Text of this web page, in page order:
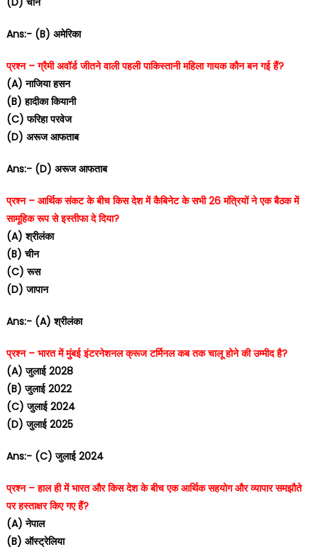
Ans:- (B) अमेरिका
प्रश्न – ग्रैमी अवॉर्ड जीतने वाली पहली पाकिस्तानी महिला गायक कौन बन गई हैं?
(A) नाजिया हसन
(B) हादीका कियानी
(C) फरिहा परवेज
(D) अरूज आफताब
Ans:- (D) अरूज आफताब
प्रश्न – आर्थिक संकट के बीच किस देश में कैबिनेट के सभी 26 मंत्रियों ने एक बैठक में
सामूहिक रूप से इस्तीफा दे दिया?
(A) श्रीलंका
(B) चीन
(C) रूस
(D) जापान
Ans:- (A) श्रीलंका
प्रश्न – भारत में मुंबई इंटरनेशनल क्रूज टर्मिनल कब तक चालू होने की उम्मीद है?
(A) जुलाई 2028
(B) जुलाई 2022
(C) जुलाई 2024
(D) जुलाई 2025
Ans:- (C) जुलाई 2024
प्रश्न – हाल ही में भारत और किस देश के बीच एक आर्थिक सहयोग और व्यापार समझौते
पर हस्ताक्षर किए गए हैं?
(A) नेपाल
(B) ऑस्ट्रेलिया